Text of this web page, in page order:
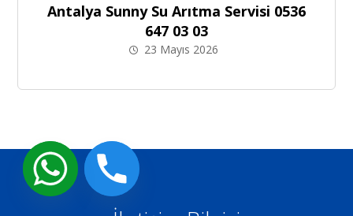
Antalya Sunny Su Arıtma Servisi 0536
647 03 03
23 Mayıs 2026